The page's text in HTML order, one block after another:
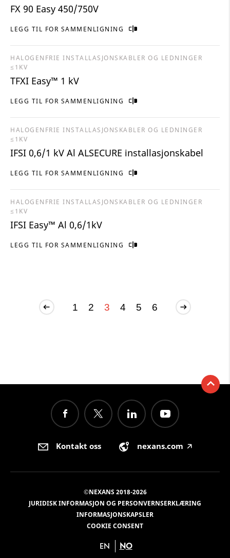
LEGG TIL FOR SAMMENLIGNING
FX 90 Easy 450/750V
LEGG TIL FOR SAMMENLIGNING
HALOGENFRIE INSTALLASJONSKABLER OG LEDNINGER
≤1KV
TFXI Easy™ 1 kV
LEGG TIL FOR SAMMENLIGNING
HALOGENFRIE INSTALLASJONSKABLER OG LEDNINGER
≤1KV
IFSI 0,6/1 kV Al ALSECURE installasjonskabel
LEGG TIL FOR SAMMENLIGNING
HALOGENFRIE INSTALLASJONSKABLER OG LEDNINGER
≤1KV
IFSI Easy™ Al 0,6/1kV
1 2 3 4 5 6
Kontakt oss nexans.com 🡥
©NEXANS 2018-2026
JURIDISK INFORMASJON OG PERSONVERNSERKLÆRING
INFORMASJONSKAPSLER
COOKIE CONSENT
EN NO